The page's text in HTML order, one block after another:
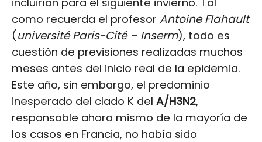
como recuerda el profesor Antoine Flahault
(université Paris-Cité – Inserm), todo es
cuestión de previsiones realizadas muchos
meses antes del inicio real de la epidemia.
Este año, sin embargo, el predominio
inesperado del clado K del A/H3N2,
responsable ahora mismo de la mayoría de
los casos en Francia, no había sido